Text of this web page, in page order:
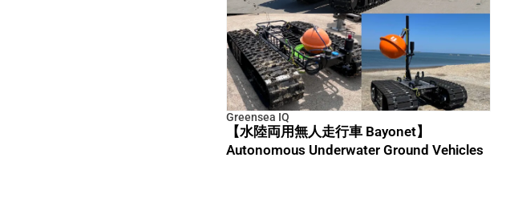
Greensea IQ
【水陸両用無人走行車 Bayonet】
Autonomous Underwater Ground Vehicles